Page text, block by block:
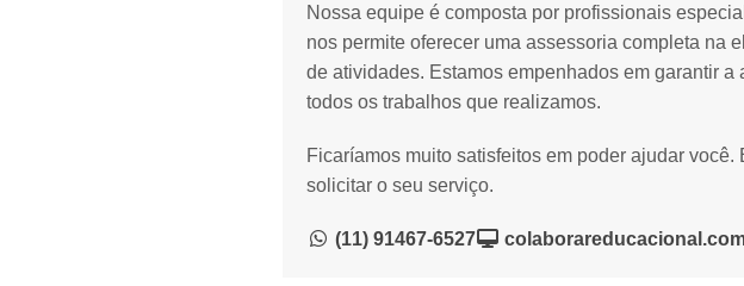
Nossa equipe é composta por profissionais
nos permite oferecer uma assessoria completa na
de atividades. Estamos empenhados em garantir
todos os trabalhos que realizamos.
Ficaríamos muito satisfeitos em poder ajudar você.
solicitar o seu serviço.
(11) 91467-6527